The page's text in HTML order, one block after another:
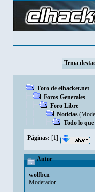
Tema
Foro de elhacker.net
Foros Generales
Foro Libre
Noticias
Todo lo
Páginas: [1]
Autor
wolfbcn
Moderador